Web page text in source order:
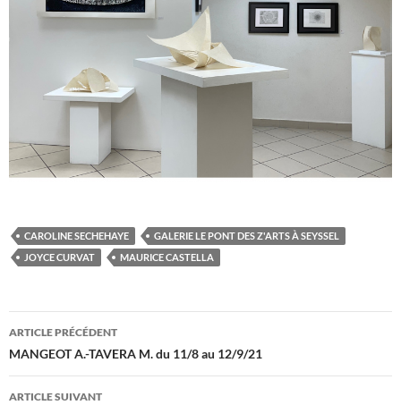
CAROLINE SECHEHAYE
GALERIE LE PONT DES Z'ARTS À SEYSSEL
JOYCE CURVAT
MAURICE CASTELLA
Navigation
des
articles
ARTICLE PRÉCÉDENT
MANGEOT A.-TAVERA M. du 11/8 au 12/9/21
ARTICLE SUIVANT